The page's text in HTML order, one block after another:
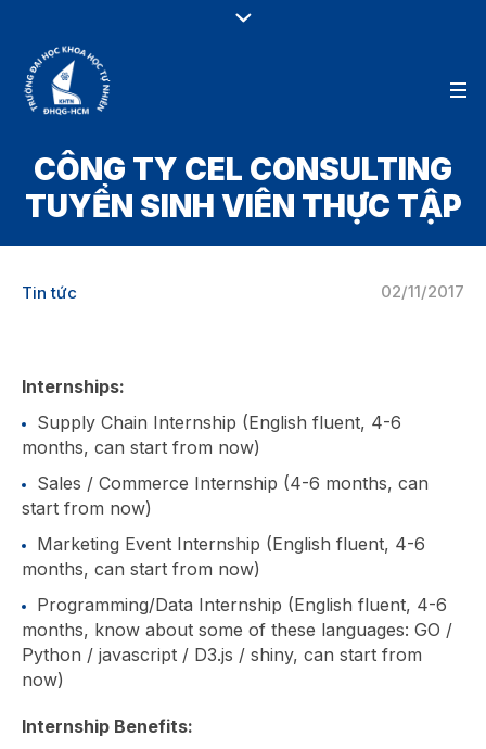
CÔNG TY CEL CONSULTING
TUYỂN SINH VIÊN THỰC TẬP
02/11/2017
Tin tức
Internships:
Supply Chain Internship (English fluent, 4-6
months, can start from now)
Sales / Commerce Internship (4-6 months, can
start from now)
Marketing Event Internship (English fluent, 4-6
months, can start from now)
Programming/Data Internship (English fluent, 4-6
months, know about some of these languages: GO /
Python / javascript / D3.js / shiny, can start from
now)
Internship Benefits: